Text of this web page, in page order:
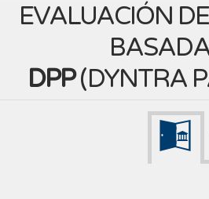
EVALUACIÓN
DPP(DYNTRA